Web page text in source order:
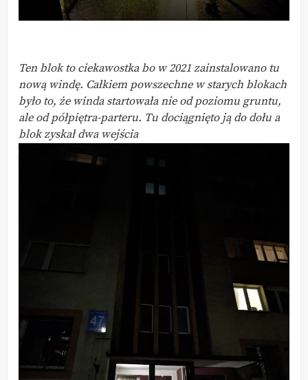
Ten blok to ciekawostka bo w 2021 zainstalowano tu
nową windę. Całkiem powszechne w starych blokach
było to, że winda startowała nie od poziomu gruntu,
ale od półpiętra-parteru. Tu dociągnięto ją do dołu a
blok zyskał dwa wejścia